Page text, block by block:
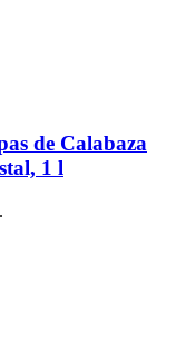
de Calabaza
1 l